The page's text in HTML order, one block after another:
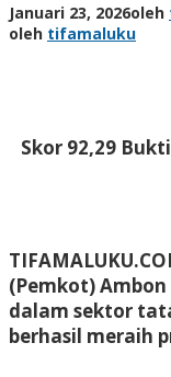
Januari 23, 2026oleh
oleh tifamaluku
Skor 92,29
(Pemkot)
dalam sektor
berhasil meraih